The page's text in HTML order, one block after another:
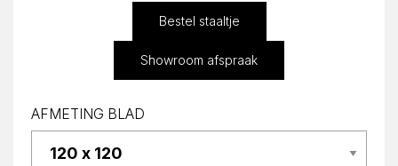
Bestel staaltje
Showroom afspraak
AFMETING BLAD